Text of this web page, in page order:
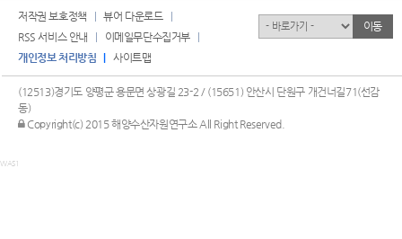
저작권 보호정책
뷰어 다운로드
RSS 서비스 안내
이메일무단수집거부
개인정보 처리방침
사이트맵
(12513)경기도 양평군 용문면 상광길 23-2 / (15651) 안산시 단원구 개건너길71(선감
동)
관리자 로그인
Copyright(c) 2015 해양수산자원연구소 All Right Reserved.
유관기관 이동
WAS1